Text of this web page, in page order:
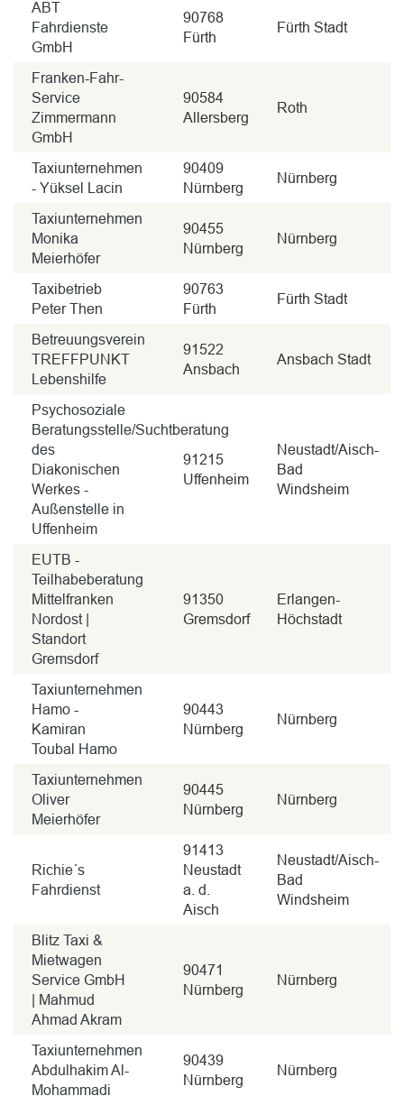
ABT
Fahrdienste
GmbH
90768
Fürth
Fürth Stadt
Franken-Fahr-
Service
Zimmermann
GmbH
90584
Allersberg
Roth
Taxiunternehmen
- Yüksel Lacin
90409
Nürnberg
Nürnberg
Taxiunternehmen
Monika
Meierhöfer
90455
Nürnberg
Nürnberg
Taxibetrieb
Peter Then
90763
Fürth
Fürth Stadt
Betreuungsverein
TREFFPUNKT
Lebenshilfe
91522
Ansbach
Ansbach Stadt
Psychosoziale
Beratungsstelle/Suchtberatung
des
Diakonischen
Werkes -
Außenstelle in
Uffenheim
91215
Uffenheim
Neustadt/Aisch-
Bad
Windsheim
EUTB -
Teilhabeberatung
Mittelfranken
Nordost |
Standort
Gremsdorf
91350
Gremsdorf
Erlangen-
Höchstadt
Taxiunternehmen
Hamo -
Kamiran
Toubal Hamo
90443
Nürnberg
Nürnberg
Taxiunternehmen
Oliver
Meierhöfer
90445
Nürnberg
Nürnberg
Richie´s
Fahrdienst
91413
Neustadt
a. d.
Aisch
Neustadt/Aisch-
Bad
Windsheim
Blitz Taxi &
Mietwagen
Service GmbH
| Mahmud
Ahmad Akram
90471
Nürnberg
Nürnberg
Taxiunternehmen
Abdulhakim Al-
Mohammadi
90439
Nürnberg
Nürnberg